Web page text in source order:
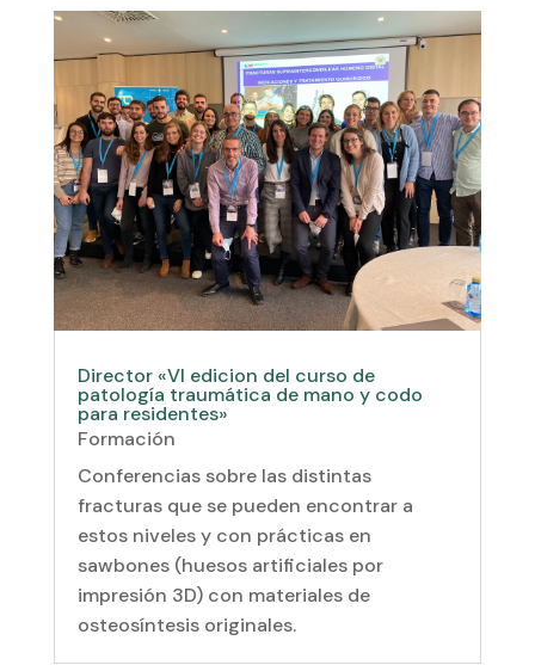
Director «VI edicion del curso de
patología traumática de mano y codo
para residentes»
Formación
Conferencias sobre las distintas
fracturas que se pueden encontrar a
estos niveles y con prácticas en
sawbones (huesos artificiales por
impresión 3D) con materiales de
osteosíntesis originales.